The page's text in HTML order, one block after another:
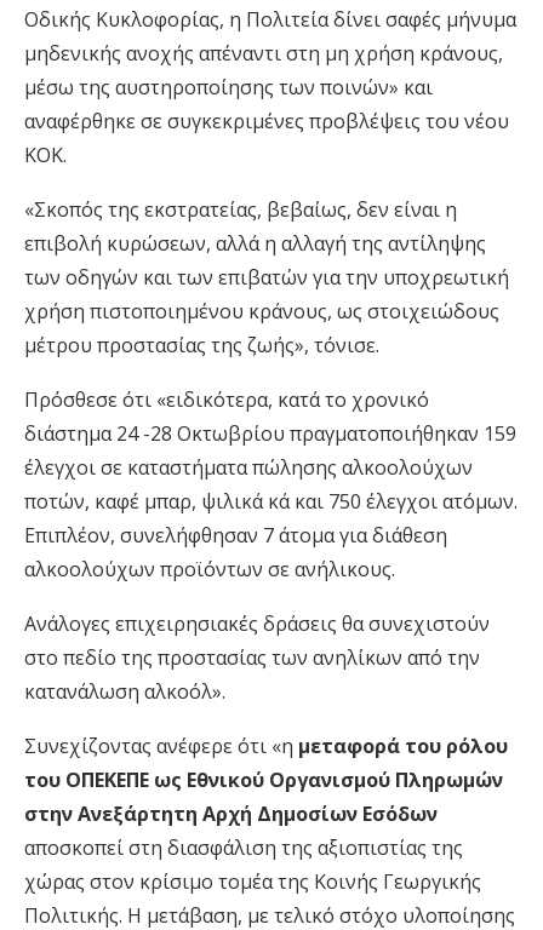
Οδικής Κυκλοφορίας, η Πολιτεία δίνει σαφές μήνυμα
μηδενικής ανοχής απέναντι στη μη χρήση κράνους,
μέσω της αυστηροποίησης των ποινών» και
αναφέρθηκε σε συγκεκριμένες προβλέψεις του νέου
ΚΟΚ.
«Σκοπός της εκστρατείας, βεβαίως, δεν είναι η
επιβολή κυρώσεων, αλλά η αλλαγή της αντίληψης
των οδηγών και των επιβατών για την υποχρεωτική
χρήση πιστοποιημένου κράνους, ως στοιχειώδους
μέτρου προστασίας της ζωής», τόνισε.
Πρόσθεσε ότι «ειδικότερα, κατά το χρονικό
διάστημα 24 -28 Οκτωβρίου πραγματοποιήθηκαν 159
έλεγχοι σε καταστήματα πώλησης αλκοολούχων
ποτών, καφέ μπαρ, ψιλικά κά και 750 έλεγχοι ατόμων.
Επιπλέον, συνελήφθησαν 7 άτομα για διάθεση
αλκοολούχων προϊόντων σε ανήλικους.
Ανάλογες επιχειρησιακές δράσεις θα συνεχιστούν
στο πεδίο της προστασίας των ανηλίκων από την
κατανάλωση αλκοόλ».
Συνεχίζοντας ανέφερε ότι «η μεταφορά του ρόλου
του ΟΠΕΚΕΠΕ ως Εθνικού Οργανισμού Πληρωμών
στην Ανεξάρτητη Αρχή Δημοσίων Εσόδων
αποσκοπεί στη διασφάλιση της αξιοπιστίας της
χώρας στον κρίσιμο τομέα της Κοινής Γεωργικής
Πολιτικής. Η μετάβαση, με τελικό στόχο υλοποίησης